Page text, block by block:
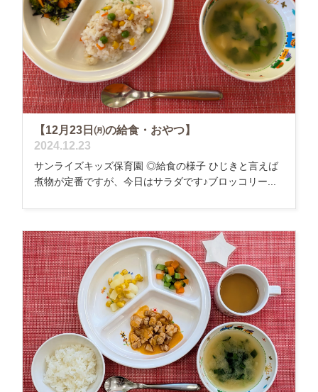
【12月23日㈪の給食・おやつ】
2024.12.23
サンライズキッズ保育園 ◎給食の様子 ひじきと言えば
煮物が定番ですが、今日はサラダです♪ブロッコリー...